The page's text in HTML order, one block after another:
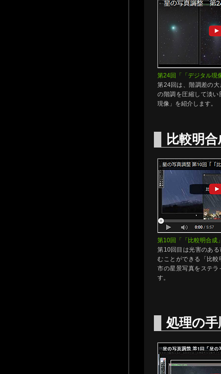
第24回「「デジタル現
第24回は、階調差の
の階調を圧縮して淡
現像」を紹介します。
比較明合
第10回「「比較明合成
第10回目は光害のあ
むことができる「比
市の星景写真をステ
す。
処理の手